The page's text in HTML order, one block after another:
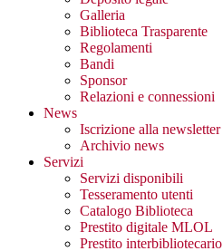
Galleria
Biblioteca Trasparente
Regolamenti
Bandi
Sponsor
Relazioni e connessioni
News
Iscrizione alla newsletter
Archivio news
Servizi
Servizi disponibili
Tesseramento utenti
Catalogo Biblioteca
Prestito digitale MLOL
Prestito interbibliotecario